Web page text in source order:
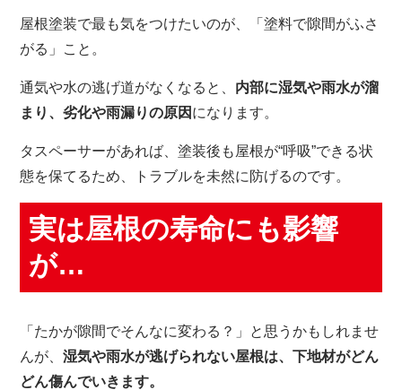
屋根塗装で最も気をつけたいのが、「塗料で隙間がふさ
がる」こと。
通気や水の逃げ道がなくなると、 内部に湿気や雨水が溜
まり、劣化や雨漏りの原因 になります。
タスペーサーがあれば、塗装後も屋根が“呼吸”できる状
態を保てるため、トラブルを未然に防げるのです。
実は屋根の寿命にも影響
が…
「たかが隙間でそんなに変わる？」と思うかもしれませ
んが、湿気や雨水が逃げられない屋根は、下地材がどん
どん傷んでいきます。